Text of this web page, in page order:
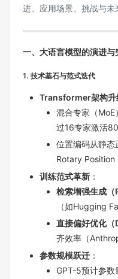
进、应用场景、挑战与未
一、大语言模型的演进与
1. 技术基石与范式迭代
Transformer架构升
混合专家（
过16专家激活
位置编码从静态
Rotary Position
训练范式革新 ：
检索增强生成（
（如Hugging
直接偏好优化（
齐效率（
参数规模跃迁 ：
GPT-5预计参数